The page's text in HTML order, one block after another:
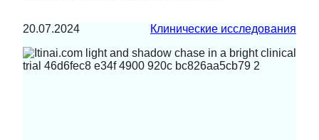
20.07.2024 Клинические исследования